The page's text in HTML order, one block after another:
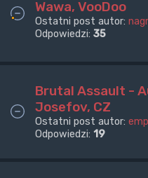
Wawa, VooDoo
Ostatni post autor:
Odpowiedzi: 35
Brutal Assault -
Josefov, CZ
Ostatni post autor:
Odpowiedzi: 19